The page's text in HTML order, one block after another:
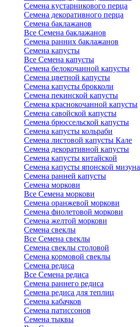
Семена кустарникового перца
Семена декоративного перца
Семена баклажанов
Все Семена баклажанов
Семена ранних баклажанов
Семена капусты
Все Семена капусты
Семена белокочанной капусты
Семена цветной капусты
Семена капусты брокколи
Семена пекинской капусты
Семена краснокочанной капусты
Семена савойской капусты
Семена брюссельской капусты
Семена капусты кольраби
Семена листовой капусты Кале
Семена декоративной капусты
Семена капусты китайской
Семена капусты японской мизуна
Семена ранней капусты
Семена моркови
Все Семена моркови
Семена оранжевой моркови
Семена фиолетовой моркови
Семена желтой моркови
Семена свеклы
Все Семена свеклы
Семена свеклы столовой
Семена кормовой свеклы
Семена редиса
Все Семена редиса
Семена раннего редиса
Семена редиса для теплиц
Семена кабачков
Семена патиссонов
Семена тыквы